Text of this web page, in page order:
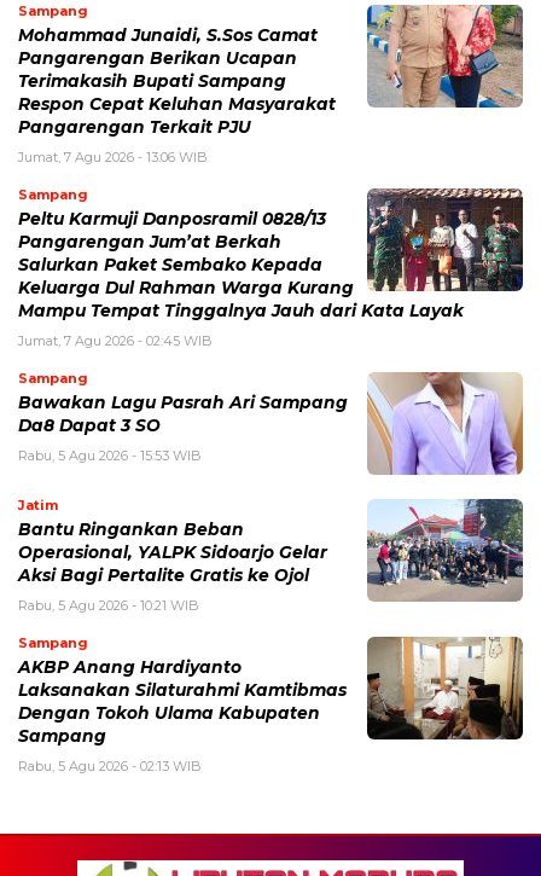
Sampang
Mohammad Junaidi, S.Sos Camat
Pangarengan Berikan Ucapan
Terimakasih Bupati Sampang
Respon Cepat Keluhan Masyarakat
Pangarengan Terkait PJU
Jumat, 7 Agu 2026 - 13:06 WIB
Sampang
Peltu Karmuji Danposramil 0828/13
Pangarengan Jum’at Berkah
Salurkan Paket Sembako Kepada
Keluarga Dul Rahman Warga Kurang
Mampu Tempat Tinggalnya Jauh dari Kata Layak
Jumat, 7 Agu 2026 - 02:45 WIB
Sampang
Bawakan Lagu Pasrah Ari Sampang
Da8 Dapat 3 SO
Rabu, 5 Agu 2026 - 15:53 WIB
Jatim
Bantu Ringankan Beban
Operasional, YALPK Sidoarjo Gelar
Aksi Bagi Pertalite Gratis ke Ojol
Rabu, 5 Agu 2026 - 10:21 WIB
Sampang
AKBP Anang Hardiyanto
Laksanakan Silaturahmi Kamtibmas
Dengan Tokoh Ulama Kabupaten
Sampang
Rabu, 5 Agu 2026 - 02:13 WIB